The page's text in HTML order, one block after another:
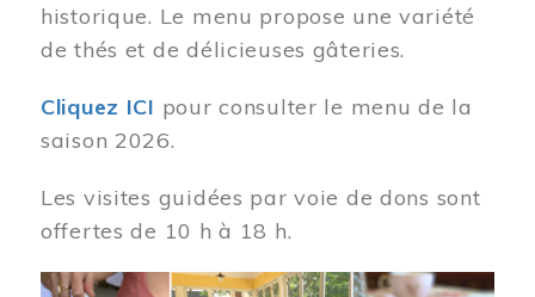
historique. Le menu propose une variété
de thés et de délicieuses gâteries.
Cliquez ICI pour consulter le menu de la
saison 2026.
Les visites guidées par voie de dons sont
offertes de 10 h à 18 h.
Image